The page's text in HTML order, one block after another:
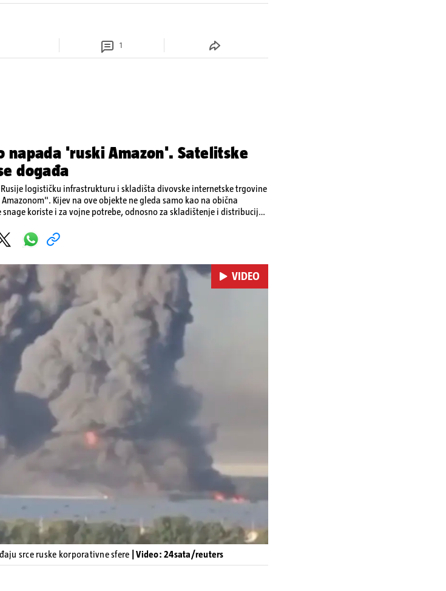
1
napada 'ruski Amazon'. Satelitske
događa
logističku infrastrukturu i skladišta divovske internetske trgovine
Kijev na ove objekte ne gleda samo kao na obična
koriste i za vojne potrebe, odnosno za skladištenje i distribuciju
i logističke infrastrukture te kao način da se ekonomske posljedice
običnim građanima.
VIDEO
srce ruske korporativne sfere | Video: 24sata/reuters